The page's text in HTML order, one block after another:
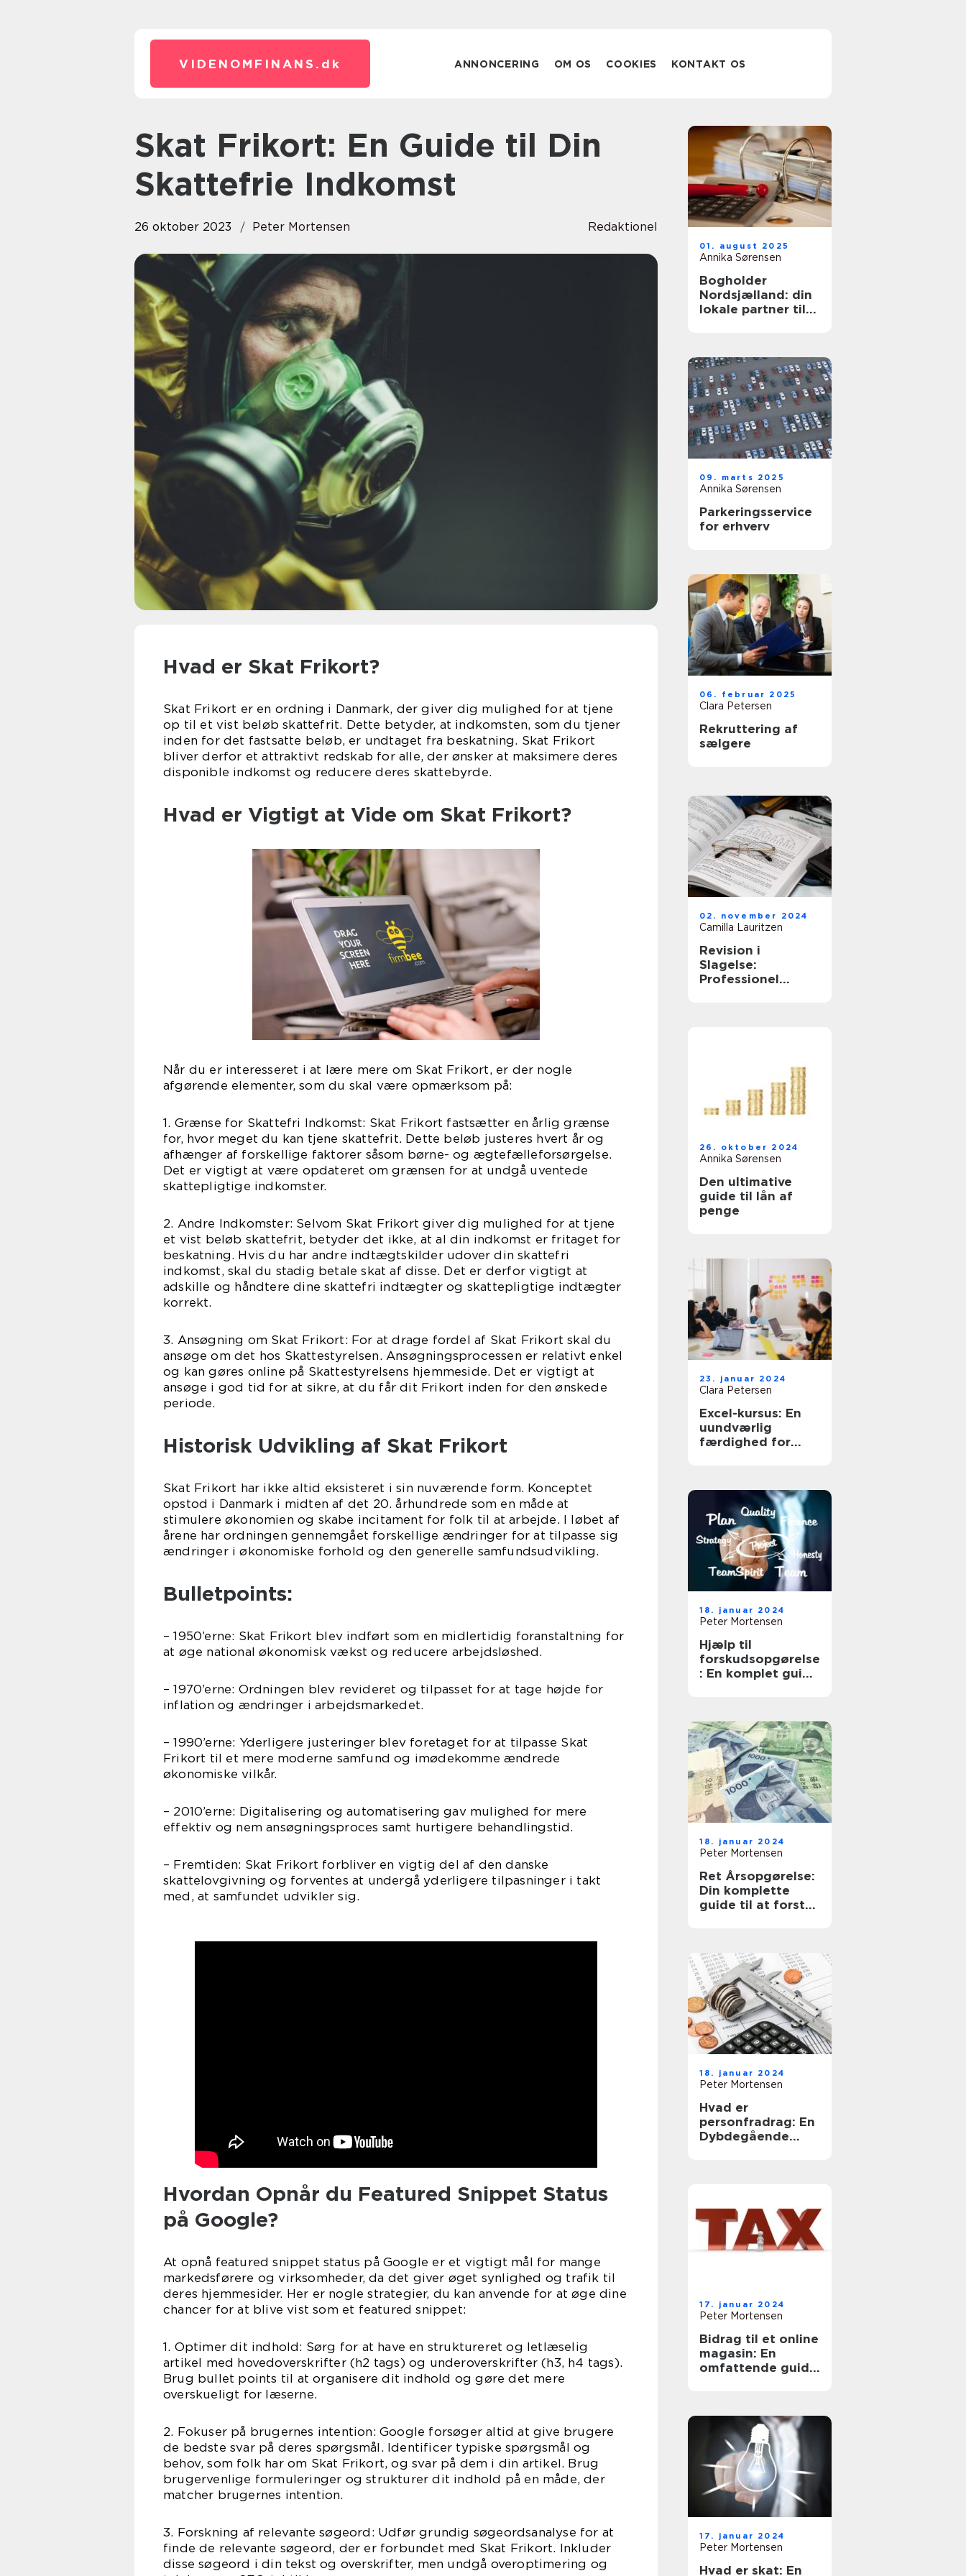
VIDENOMFINANS. dk ANNONCERING OM OS COOKIES KONTAKT OS
Skat Frikort: En Guide til Din
Skattefrie Indkomst
26 oktober 2023 Peter Mortensen Redaktionel
Hvad er Skat Frikort?
Skat Frikort er en ordning i Danmark, der giver dig mulighed for at tjene
op til et vist beløb skattefrit. Dette betyder, at indkomsten, som du tjener
inden for det fastsatte beløb, er undtaget fra beskatning. Skat Frikort
bliver derfor et attraktivt redskab for alle, der ønsker at maksimere deres
disponible indkomst og reducere deres skattebyrde.
Hvad er Vigtigt at Vide om Skat Frikort?
Når du er interesseret i at lære mere om Skat Frikort, er der nogle
afgørende elementer, som du skal være opmærksom på:
1. Grænse for Skattefri Indkomst: Skat Frikort fastsætter en årlig grænse
for, hvor meget du kan tjene skattefrit. Dette beløb justeres hvert år og
afhænger af forskellige faktorer såsom børne- og ægtefælleforsørgelse.
Det er vigtigt at være opdateret om grænsen for at undgå uventede
skattepligtige indkomster.
2. Andre Indkomster: Selvom Skat Frikort giver dig mulighed for at tjene
et vist beløb skattefrit, betyder det ikke, at al din indkomst er fritaget for
beskatning. Hvis du har andre indtægtskilder udover din skattefri
indkomst, skal du stadig betale skat af disse. Det er derfor vigtigt at
adskille og håndtere dine skattefri indtægter og skattepligtige indtægter
korrekt.
3. Ansøgning om Skat Frikort: For at drage fordel af Skat Frikort skal du
ansøge om det hos Skattestyrelsen. Ansøgningsprocessen er relativt enkel
og kan gøres online på Skattestyrelsens hjemmeside. Det er vigtigt at
ansøge i god tid for at sikre, at du får dit Frikort inden for den ønskede
periode.
Historisk Udvikling af Skat Frikort
Skat Frikort har ikke altid eksisteret i sin nuværende form. Konceptet
opstod i Danmark i midten af det 20. århundrede som en måde at
stimulere økonomien og skabe incitament for folk til at arbejde. I løbet af
årene har ordningen gennemgået forskellige ændringer for at tilpasse sig
ændringer i økonomiske forhold og den generelle samfundsudvikling.
Bulletpoints:
– 1950’erne: Skat Frikort blev indført som en midlertidig foranstaltning for
at øge national økonomisk vækst og reducere arbejdsløshed.
– 1970’erne: Ordningen blev revideret og tilpasset for at tage højde for
inflation og ændringer i arbejdsmarkedet.
– 1990’erne: Yderligere justeringer blev foretaget for at tilpasse Skat
Frikort til et mere moderne samfund og imødekomme ændrede
økonomiske vilkår.
– 2010’erne: Digitalisering og automatisering gav mulighed for mere
effektiv og nem ansøgningsproces samt hurtigere behandlingstid.
– Fremtiden: Skat Frikort forbliver en vigtig del af den danske
skattelovgivning og forventes at undergå yderligere tilpasninger i takt
med, at samfundet udvikler sig.
Hvordan Opnår du Featured Snippet Status
på Google?
At opnå featured snippet status på Google er et vigtigt mål for mange
markedsførere og virksomheder, da det giver øget synlighed og trafik til
deres hjemmesider. Her er nogle strategier, du kan anvende for at øge dine
chancer for at blive vist som et featured snippet:
1. Optimer dit indhold: Sørg for at have en struktureret og letlæselig
artikel med hovedoverskrifter (h2 tags) og underoverskrifter (h3, h4 tags).
Brug bullet points til at organisere dit indhold og gøre det mere
overskueligt for læserne.
2. Fokuser på brugernes intention: Google forsøger altid at give brugere
de bedste svar på deres spørgsmål. Identificer typiske spørgsmål og
behov, som folk har om Skat Frikort, og svar på dem i din artikel. Brug
brugervenlige formuleringer og strukturer dit indhold på en måde, der
matcher brugernes intention.
3. Forskning af relevante søgeord: Udfør grundig søgeordsanalyse for at
finde de relevante søgeord, der er forbundet med Skat Frikort. Inkluder
disse søgeord i din tekst og overskrifter, men undgå overoptimering og
01. august 2025
Annika Sørensen
Bogholder
Nordsjælland: din
lokale partner til
09. marts 2025
Annika Sørensen
Parkeringsservice
for erhverv
06. februar 2025
Clara Petersen
Rekruttering af
sælgere
02. november 2024
Camilla Lauritzen
Revision i
Slagelse:
Professionel
26. oktober 2024
Annika Sørensen
Den ultimative
guide til lån af
penge
23. januar 2024
Clara Petersen
Excel-kursus: En
uundværlig
færdighed for
18. januar 2024
Peter Mortensen
Hjælp til
forskudsopgørelse
: En komplet guide
18. januar 2024
Peter Mortensen
Ret Årsopgørelse:
Din komplette
guide til at forstå
18. januar 2024
Peter Mortensen
Hvad er
personfradrag: En
Dybdegående
17. januar 2024
Peter Mortensen
Bidrag til et online
magasin: En
omfattende guide
17. januar 2024
Peter Mortensen
Hvad er skat: En